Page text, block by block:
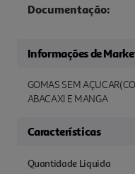
Documentação:
Informações de
GOMAS SEM
ABACAXI E MANGA
Características
Quantidade Liquida